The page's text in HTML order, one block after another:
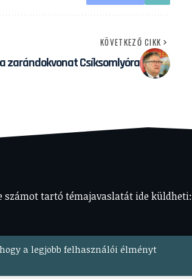
a legjobb felhasználói élményt
KÖVETKEZŐ CIKK
zarándokvonat Csíksomlyóra
számot tartó témajavaslatát ide küldheti: